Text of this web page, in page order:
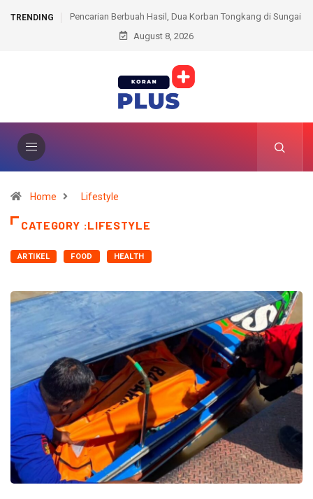
TRENDING
Pencarian Berbuah Hasil, Dua Korban Tongkang di Sungai
Baung Ditemukan
August 8, 2026
Home Lifestyle
CATEGORY :LIFESTYLE
ARTIKEL FOOD HEALTH